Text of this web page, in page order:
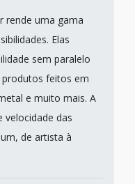
rende uma gama
Elas
sem paralelo
feitos em
e muito mais. A
velocidade das
de artista à